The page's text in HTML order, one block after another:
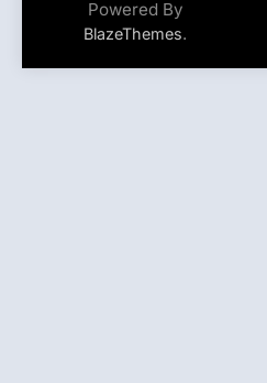
Powered By
BlazeThemes.